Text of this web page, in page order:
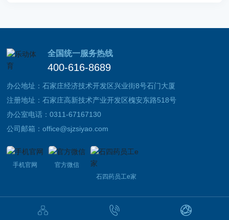
全国统一服务热线
400-616-8689
办公地址：石家庄经济技术开发区兴业街8号石门大厦
注册地址：石家庄高新技术产业开发区槐安东路518号
办公室电话：0311-67167130
公司邮箱：office@sjzsiyao.com
手机官网
官方微信
石四药员工e家